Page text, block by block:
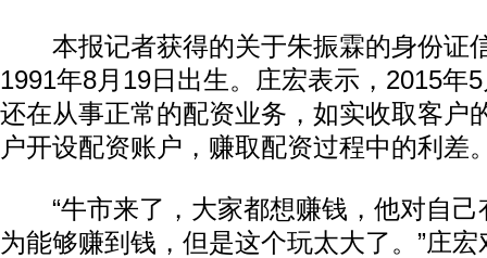
本报记者获得的关于朱振霖的身份证
1991年8月19日出生。庄宏表示，2015年
还在从事正常的配资业务，如实收取客户
户开设配资账户，赚取配资过程中的利差
“牛市来了，大家都想赚钱，他对自己
为能够赚到钱，但是这个玩太大了。”庄